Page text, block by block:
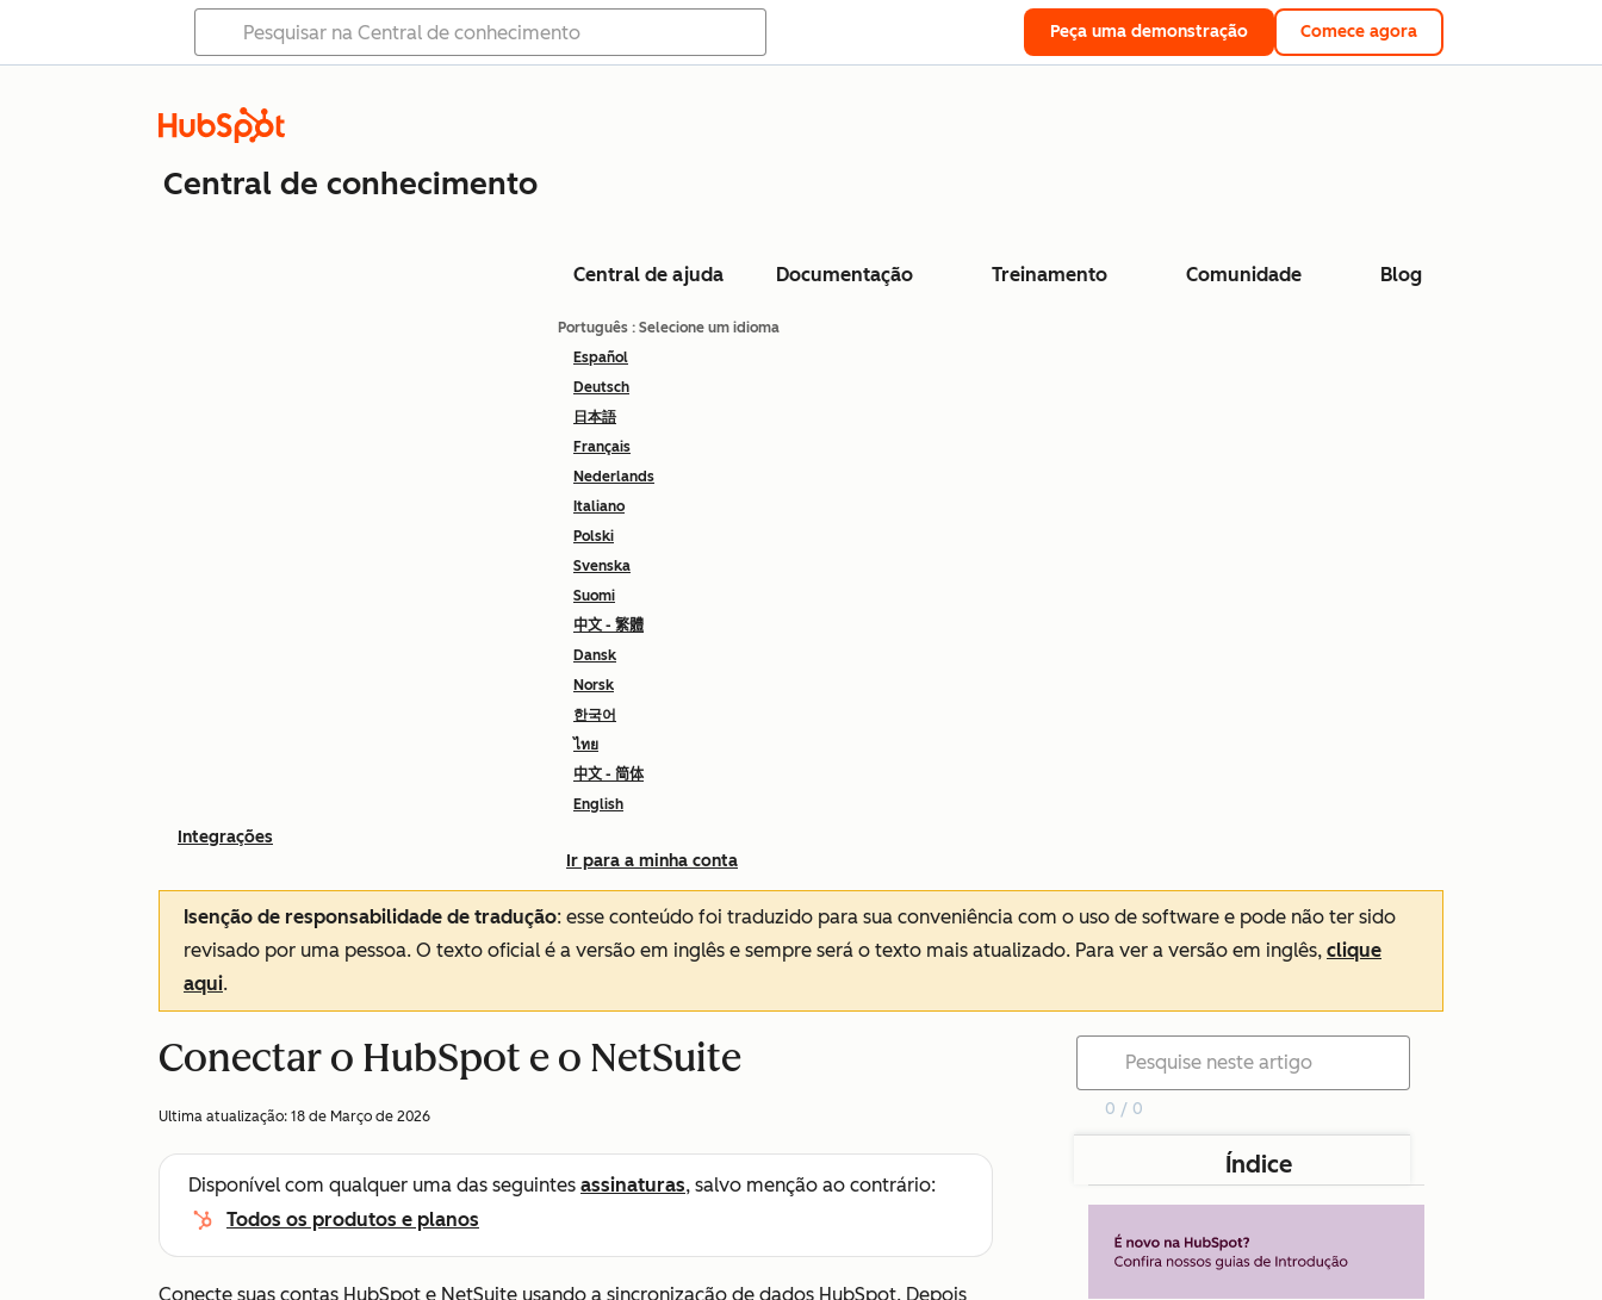
Peça uma demonstração Comece agora
Central de conhecimento
Central de ajuda Documentação Treinamento Comunidade Blog
Português : Selecione um idioma
Español
Deutsch
日本語
Français
Nederlands
Italiano
Polski
Svenska
Suomi
中文 - 繁體
Dansk
Norsk
한국어
ไทย
中文 - 简体
English
Ir para a minha conta
Integrações
Isenção de responsabilidade de tradução: esse conteúdo foi traduzido para sua conveniência com o uso de software e pode não ter sido
revisado por uma pessoa. O texto oficial é a versão em inglês e sempre será o texto mais atualizado. Para ver a versão em inglês, clique
aqui.
Conectar o HubSpot e o NetSuite
Ultima atualização: 18 de Março de 2026
Disponível com qualquer uma das seguintes assinaturas, salvo menção ao contrário:
Todos os produtos e planos
Conecte suas contas HubSpot e NetSuite usando a sincronização de dados HubSpot. Depois
0 / 0
Índice